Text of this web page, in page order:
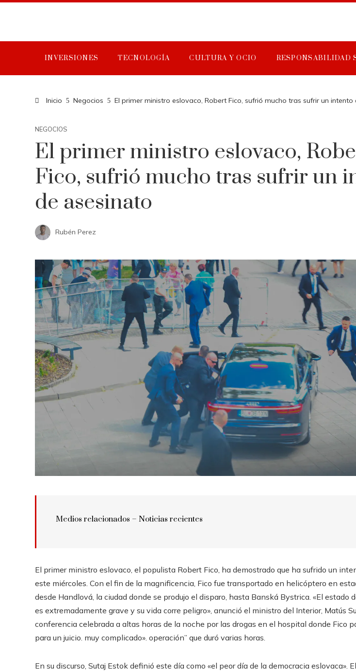
INVERSIONES TECNOLOGÍA CULTURA Y OCIO RESPONSABILIDAD
Inicio Negocios El primer ministro eslovaco, Robert Fico, sufrió mucho tras sufrir un intento
NEGOCIOS
El primer ministro eslovaco,
Fico, sufrió mucho tras sufrir un
de asesinato
Rubén Perez
Medios relacionados – Noticias recientes
El primer ministro eslovaco, el populista Robert Fico, ha demostrado que ha sufrido un
este miércoles. Con el fin de la magnificencia, Fico fue transportado en helicóptero en
desde Handlová, la ciudad donde se produjo el disparo, hasta Banská Bystrica. «El estado
es extremadamente grave y su vida corre peligro», anunció el ministro del Interior, Matús
conferencia celebrada a altas horas de la noche por las drogas en el hospital donde Fico
para un juicio. muy complicado». operación” que duró varias horas.
En su discurso, Sutaj Estok definió este día como «el peor día de la democracia eslovaca».
espaciales más
cambiaron la historia
Las ecuaciones más influyentes en la
historia de la ciencia y la tecnología
Hace 6 días
Los ordenadores que
la economía y la ciencia en
digital
Hace 1 semana